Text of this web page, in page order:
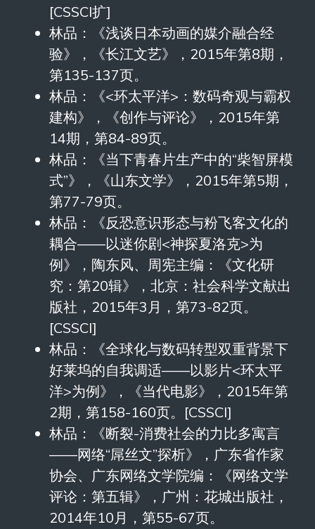
[CSSCI扩]
林品：《浅谈日本动画的媒介融合经
验》，《长江文艺》，2015年第8期，
第135-137页。
林品：《<环太平洋>：数码奇观与霸权
建构》，《创作与评论》，2015年第
14期，第84-89页。
林品：《当下青春片生产中的“柴智屏模
式”》，《山东文学》，2015年第5期，
第77-79页。
林品：《反恐意识形态与粉飞客文化的
耦合——以迷你剧<神探夏洛克>为
例》，陶东风、周宪主编：《文化研
究：第20辑》，北京：社会科学文献出
版社，2015年3月，第73-82页。
[CSSCI]
林品：《全球化与数码转型双重背景下
好莱坞的自我调适——以影片<环太平
洋>为例》，《当代电影》，2015年第
2期，第158-160页。[CSSCI]
林品：《断裂-消费社会的力比多寓言
——网络“屌丝文”探析》，广东省作家
协会、广东网络文学院编：《网络文学
评论：第五辑》，广州：花城出版社，
2014年10月，第55-67页。